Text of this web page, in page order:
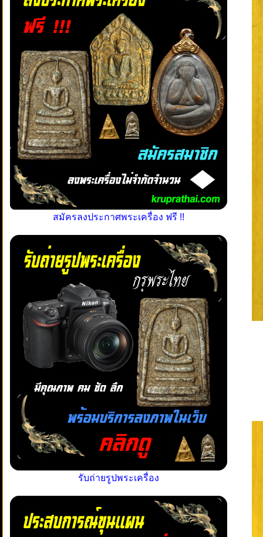
สมัครลงประกาศพระเครื่อง ฟรี !!
รับถ่ายรูปพระเครื่อง